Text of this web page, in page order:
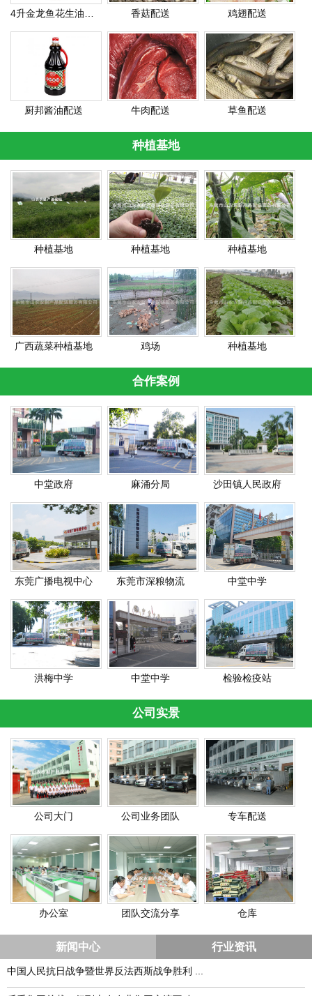
4升金龙鱼花生油配送 香菇配送 鸡翅配送
厨邦酱油配送 牛肉配送 草鱼配送
种植基地
种植基地 种植基地 种植基地
广西蔬菜种植基地 鸡场 种植基地
合作案例
中堂政府 麻涌分局 沙田镇人民政府
东莞广播电视中心 东莞市深粮物流 中堂中学
洪梅中学 中堂中学 检验检疫站
公司实景
公司大门 公司业务团队 专车配送
办公室 团队交流分享 仓库
新闻中心 行业资讯
中国人民抗日战争暨世界反法西斯战争胜利 ...